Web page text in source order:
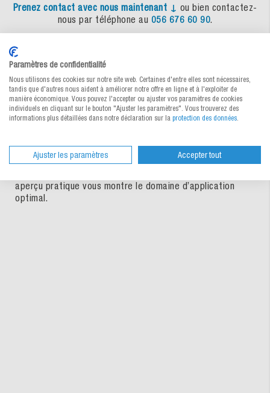
Prenez contact avec nous maintenant ↓ ou bien contactez-
nous par téléphone au 056 676 60 90.
Consulter le comparatif des produits
maintenant !
Avec la bonne pochette d’expédition, vous protégez de
manière optimale vos contenus contre les accès non
destinataire. Dans notre vaste gamme, vous trouverez de
différentes versions pour des produits plats, des surfaces
aperçu pratique vous montre le domaine d’application
optimal.
Paramètres de confidentialité
Nous utilisons des cookies sur notre site web. Certaines d'entre elles sont nécessaires,
tandis que d'autres nous aident à améliorer notre offre en ligne et à l'exploiter de
manière économique. Vous pouvez l'accepter ou ajuster vos paramètres de cookies
individuels en cliquant sur le bouton "Ajuster les paramètres". Vous trouverez des
informations plus détaillées dans notre déclaration sur la protection des données.
Ajuster les paramètres Accepter tout